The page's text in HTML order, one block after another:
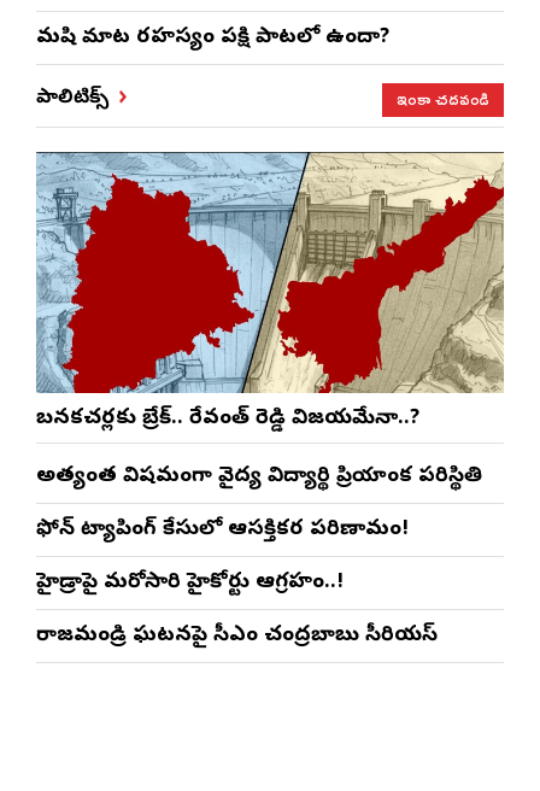
మనిషి మాట రహస్యం పక్షి పాటలో ఉందా?
పాలిటిక్స్ ఇంకా చదవండి
బనకచర్లకు బ్రేక్.. రేవంత్ రెడ్డి విజయమేనా..?
అత్యంత విషమంగా వైద్య విద్యార్థిని ప్రియాంక పరిస్థితి
ఫోన్ ట్యాపింగ్ కేసులో ఆసక్తికర పరిణామం!
హైడ్రాపై మరోసారి హైకోర్టు ఆగ్రహం..!
రాజమండ్రి ఘటనపై సీఎం చంద్రబాబు సీరియస్